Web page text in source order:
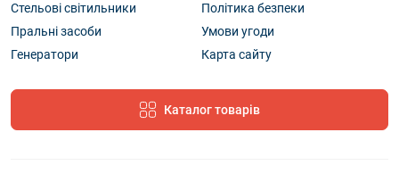
Стельові світильники
Пральні засоби
Генератори
Політика безпеки
Умови угоди
Карта сайту
Каталог товарів